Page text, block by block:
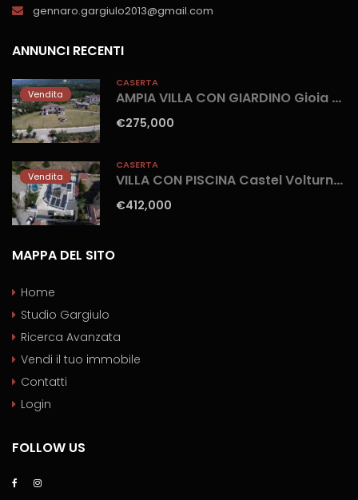
gennaro.gargiulo2013@gmail.com
ANNUNCI RECENTI
Vendita
CASERTA
AMPIA VILLA CON GIARDINO Gioia Sannitica
€275,000
Vendita
CASERTA
VILLA CON PISCINA Castel Volturno-Parco Europa
€412,000
MAPPA DEL SITO
Home
Studio Gargiulo
Ricerca Avanzata
Vendi il tuo immobile
Contatti
Login
FOLLOW US